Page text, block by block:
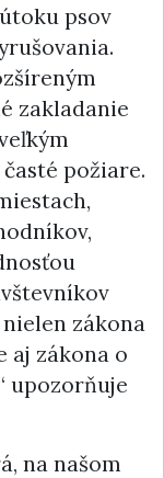
psov
zakladanie
požiare.
zákona
aj zákona o
upozorňuje
na našom